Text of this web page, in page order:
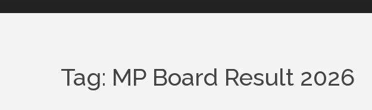
Tag: MP Board Result 2026